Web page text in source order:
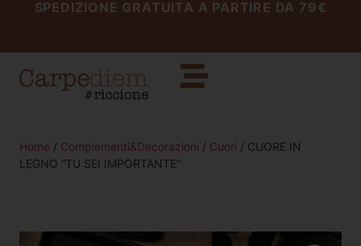
SPEDIZIONE GRATUITA A PARTIRE DA 79€
Home / Complementi&Decorazioni / Cuori / CUORE IN
LEGNO “TU SEI IMPORTANTE”